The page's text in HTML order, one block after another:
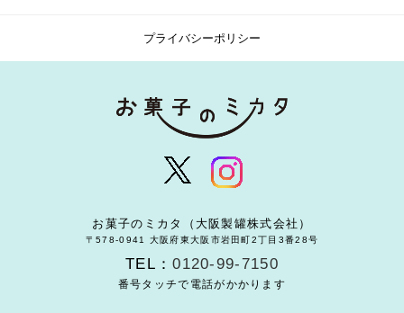
プライバシーポリシー
お菓子のミカタ（大阪製罐株式会社）
〒578-0941 大阪府東大阪市岩田町2丁目3番28号
TEL：0120-99-7150
番号タッチで電話がかかります